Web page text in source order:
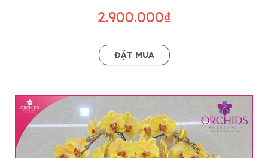
2.900.000₫
ĐẶT MUA